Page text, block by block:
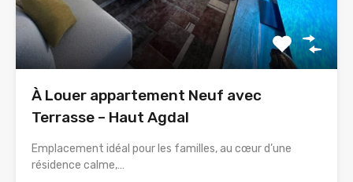
À Louer appartement Neuf avec
Terrasse – Haut Agdal
Emplacement idéal pour les familles, au cœur d’une
résidence calme,…